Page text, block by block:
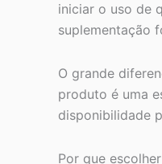
iniciar o uso de
suplementação
O grande
produto é uma
disponibilidade
Por que